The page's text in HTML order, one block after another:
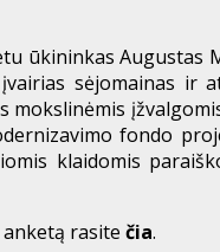
ūkininkas Augustas
sėjomainas ir
fondo
klaidomis
rasite čia.